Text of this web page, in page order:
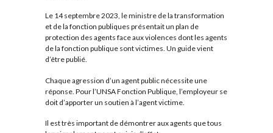
Le 14 septembre 2023, le ministre de la transformation
et de la fonction publiques présentait un plan de
protection des agents face aux violences dont les agents
de la fonction publique sont victimes. Un guide vient
d’être publié.
Chaque agression d’un agent public nécessite une
réponse. Pour l’UNSA Fonction Publique, l’employeur se
doit d’apporter un soutien à l’agent victime.
Il est très important de démontrer aux agents que tous